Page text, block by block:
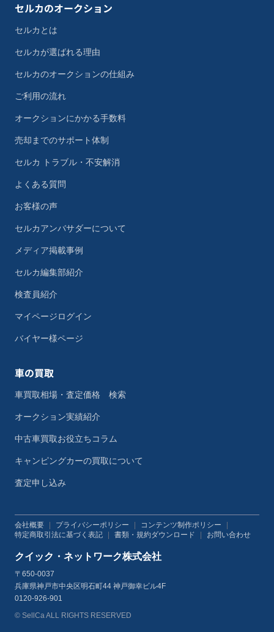
セルカのオークション
セルカとは
セルカが選ばれる理由
セルカのオークションの仕組み
ご利用の流れ
オークションにかかる手数料
売却までのサポート体制
セルカ トラブル・不安解消
よくある質問
お客様の声
セルカアンバサダーについて
メディア掲載事例
セルカ編集部紹介
検査員紹介
マイページログイン
バイヤー様ページ
車の買取
車買取相場・査定価格 検索
オークション実績紹介
中古車買取お役立ちコラム
キャンピングカーの買取について
査定申し込み
会社概要 プライバシーポリシー コンテンツ制作ポリシー
特定商取引法に基づく表記
書類・規約ダウンロード お問い合わせ
クイック・ネットワーク株式会社
〒650-0037
兵庫県神戸市中央区明石町44 神戸御幸ビル4F
0120-926-901
© SellCa ALL RIGHTS RESERVED